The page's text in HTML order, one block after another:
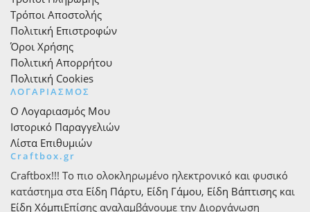
Τρόποι Αποστολής
Πολιτική Επιστροφών
Όροι Χρήσης
Πολιτική Απορρήτου
Πολιτική Cookies
ΛΟΓΑΡΙΑΣΜΟΣ
Ο Λογαριασμός Μου
Ιστορικό Παραγγελιών
Λίστα Επιθυμιών
Craftbox.gr
Craftbox!!! Το πιο ολοκληρωμένο ηλεκτρονικό και φυσικό
κατάστημα στα Είδη Πάρτυ, Είδη Γάμου, Είδη Βάπτισης και
Είδη ΧόμπιΕπίσης αναλαμβάνουμε την Διοργάνωση